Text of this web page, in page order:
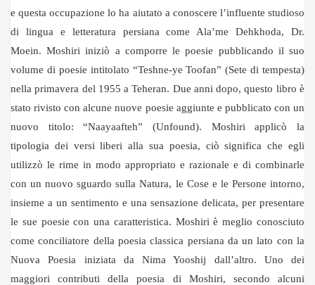
e questa occupazione lo ha aiutato a conoscere l’influente studioso
di lingua e letteratura persiana come Ala’me Dehkhoda, Dr.
Moein. Moshiri iniziò a comporre le poesie pubblicando il suo
volume di poesie intitolato “Teshne-ye Toofan” (Sete di tempesta)
nella primavera del 1955 a Teheran. Due anni dopo, questo libro è
stato rivisto con alcune nuove poesie aggiunte e pubblicato con un
nuovo titolo: “Naayaafteh” (Unfound). Moshiri applicò la
tipologia dei versi liberi alla sua poesia, ciò significa che egli
utilizzò le rime in modo appropriato e razionale e di combinarle
con un nuovo sguardo sulla Natura, le Cose e le Persone intorno,
insieme a un sentimento e una sensazione delicata, per presentare
le sue poesie con una caratteristica. Moshiri è meglio conosciuto
come conciliatore della poesia classica persiana da un lato con la
Nuova Poesia iniziata da Nima Yooshij dall’altro. Uno dei
maggiori contributi della poesia di Moshiri, secondo alcuni